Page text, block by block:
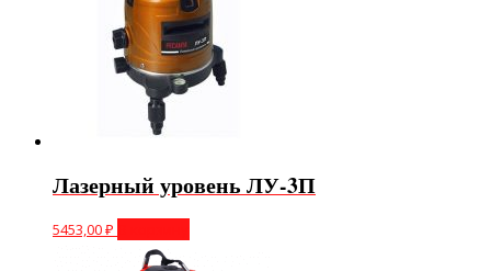
Лазерный уровень ЛУ-3П
5453,00₽